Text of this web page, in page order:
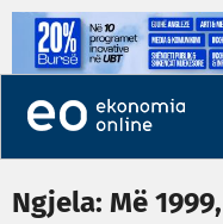
Ngjela: Më